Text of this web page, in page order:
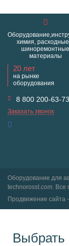
химия,
шиноремонтные
материалы
20 лет
на рынке
оборудования
8 800 200-63-73
Заказать звонок
Оборудование для
technorosst.com.
Продвижение сайта
Выбрать